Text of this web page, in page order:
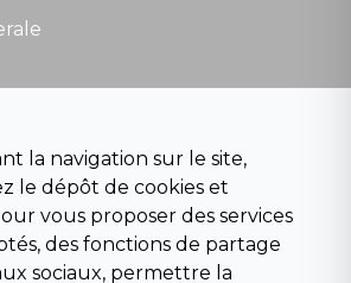
noire.com
la navigation sur le site,
le dépôt de cookies et
vous proposer des services
des fonctions de partage
sociaux, permettre la